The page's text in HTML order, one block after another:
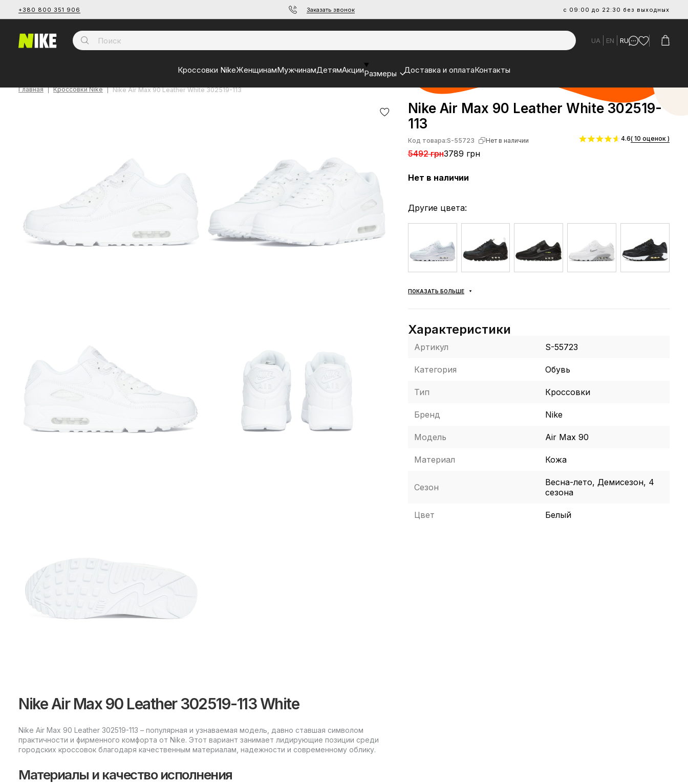
+380 800 351 906 Заказать звонок с 09:00 до 22:30 без выходных
UA EN RU
Кроссовки NikeЖенщинамМужчинамДетямАкцииРазмеры Доставка и оплатаКонтакты
Главная Кроссовки Nike Nike Air Max 90 Leather White 302519-113
Nike Air Max 90 Leather 302519-113 White
Nike Air Max 90 Leather 302519-113 – популярная и узнаваемая модель, давно ставшая символом
практичности и фирменного комфорта от Nike. Этот вариант занимает лидирующие позиции среди
городских кроссовок благодаря качественным материалам, надежности и современному облику.
Материалы и качество исполнения
Nike Air Max 90 Leather White 302519-
113
Код товара:S-55723 Нет в наличии
5492 грн3789 грн
4.6( 10 оценок )
Нет в наличии
Другие цвета:
ПОКАЗАТЬ БОЛЬШЕ
Характеристики
Артикул S-55723
Категория Обувь
Тип Кроссовки
Бренд Nike
Модель Air Max 90
Материал Кожа
Сезон
Весна-лето, Демисезон, 4
сезона
Цвет Белый